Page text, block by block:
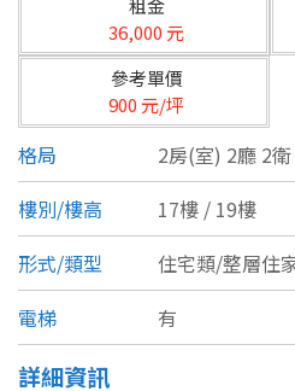
台北市
基隆市
新北市
宜蘭縣
桃園市
新竹市
新竹縣
類型(可複選)
不拘 公寓
農舍
租金
36,000 元
參考單價
900 元/坪
格局
2房(室) 2廳 2衛
樓別/樓高
17樓 / 19樓
形式/類型
住宅類/整層住
電梯
有
詳細資訊